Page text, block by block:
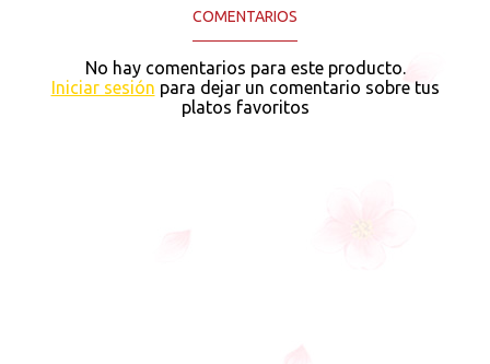
COMENTARIOS
No hay comentarios para este producto.
Iniciar sesión para dejar un comentario sobre tus
platos favoritos